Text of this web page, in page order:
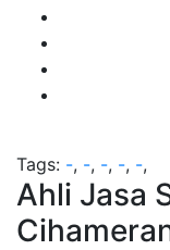
Tags: -, -, -, -, -,
Ahli Jasa